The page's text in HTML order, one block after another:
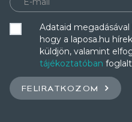
Adataid
hogy a laposa.hu
küldjön, valamint
tájékoztatóban
FELIRATKOZOM